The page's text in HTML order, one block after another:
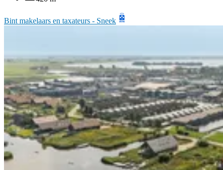
Bint makelaars en taxateurs - Sneek